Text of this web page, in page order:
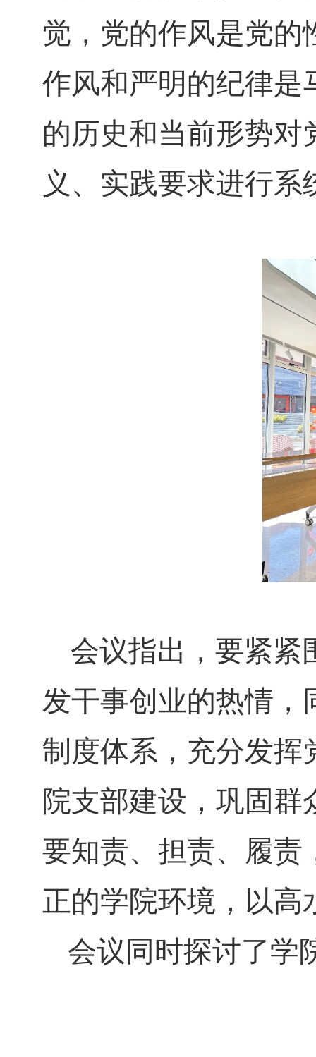
觉，党的作风是党的
作风和严明的纪律是
的历史和当前形势对
义、实践要求进行
会议指出，要紧紧
发干事创业的热情，
制度体系，充分发挥
院支部建设，巩固
要知责、担责、履责
正的学院环境，以高
会议同时探讨了学